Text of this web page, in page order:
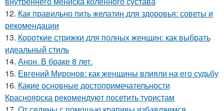
12. Как правильно пить желатин для здоровья: советы и
рекомендации
13. Короткие стрижки для полных женщин: как выбрать
идеальный стиль
14. Анон. В браке 8 лет.
15. Евгений Миронов: как женщины влияли на его судьбу
16. Какие основные достопримечательности
Красноярска рекомендуют посетить туристам